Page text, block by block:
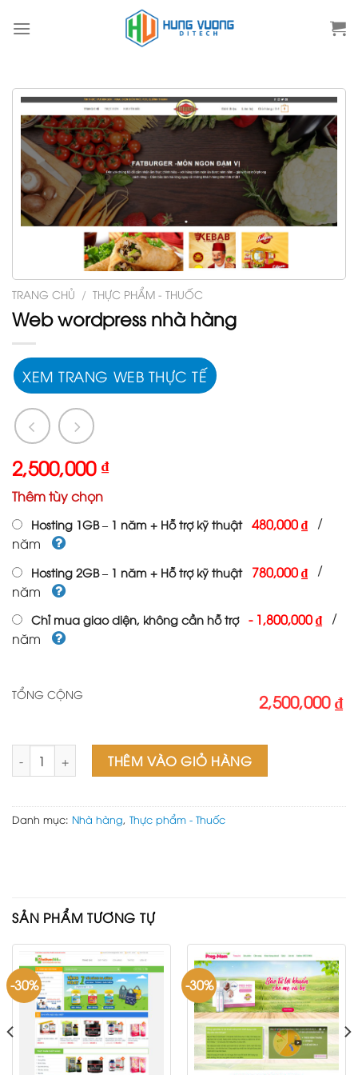
TRANG CHỦ / THỰC PHẨM - THUỐC
Web wordpress nhà hàng
XEM TRANG WEB THỰC TẾ
2,500,000 ₫
Thêm tùy chọn
Hosting 1GB – 1 năm + Hỗ trợ kỹ thuật 480,000 ₫ /
năm
Hosting 2GB – 1 năm + Hỗ trợ kỹ thuật 780,000 ₫ /
năm
Chỉ mua giao diện, không cần hỗ trợ -1,800,000 ₫ /
năm
TỔNG CỘNG 2,500,000 ₫
Web wordpress nhà hàng số lượng
THÊM VÀO GIỎ HÀNG
Danh mục: Nhà hàng, Thực phẩm - Thuốc
SẢN PHẨM TƯƠNG TỰ
-30% -30%